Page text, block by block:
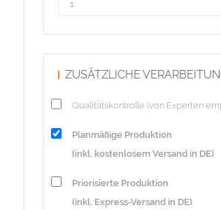
ZUSÄTZLICHE
Qualitätskontrolle (von Experten
Planmäßige Produktion
(inkl. kostenlosem Versand in DE)
Priorisierte Produktion
(inkl. Express-Versand in DE)